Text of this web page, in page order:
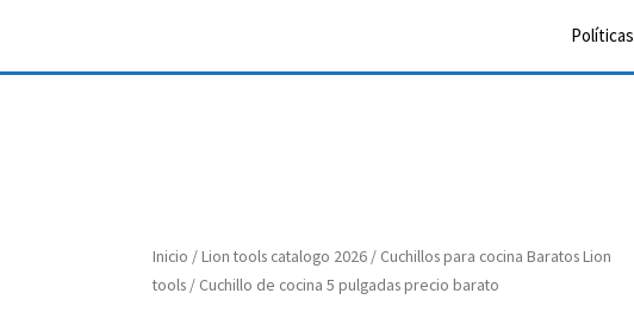
Políticas
Inicio /Lion tools catalogo 2026/ Cuchillos para cocina Baratos Lion
tools/ Cuchillo de cocina 5 pulgadas precio barato
Cuchillo
de